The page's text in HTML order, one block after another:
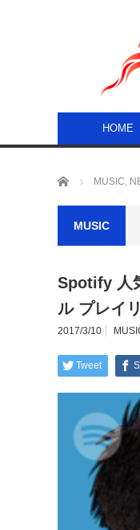
HOME
ホーム MUSIC,
MUSIC
Spotify 人
ル プレイ
2017/3/10
Tweet